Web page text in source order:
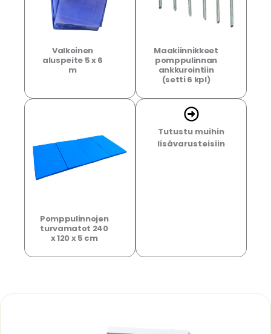
Valkoinen
aluspeite 5 x 6
m
Maakiinnikkeet
pomppulinnan
ankkurointiin
(setti 6 kpl)
Pomppulinnojen
turvamatot 240
x 120 x 5 cm
Tutustu muihin
lisävarusteisiin